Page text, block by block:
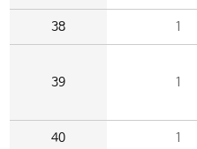
38 1
39 1
40 1